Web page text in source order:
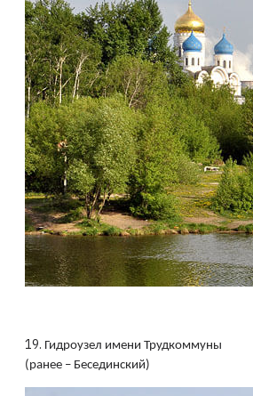
19. Гидроузел имени Трудкоммуны
(ранее – Бесединский)